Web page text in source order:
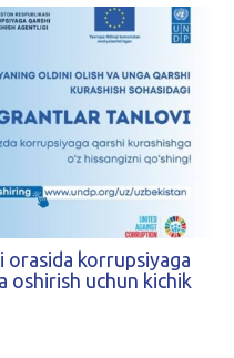
korrupsiyaga
oshirish uchun kichik